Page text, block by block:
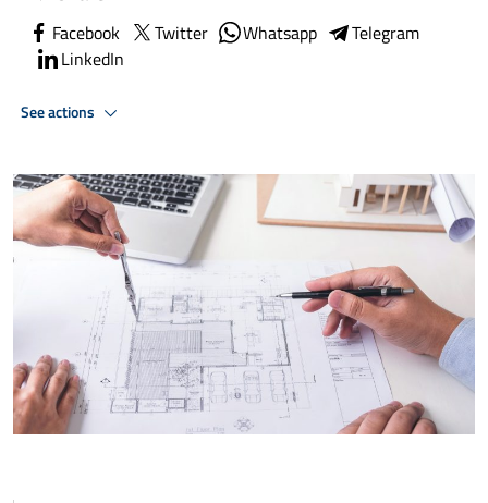
Facebook Twitter Whatsapp
Telegram
LinkedIn
See actions